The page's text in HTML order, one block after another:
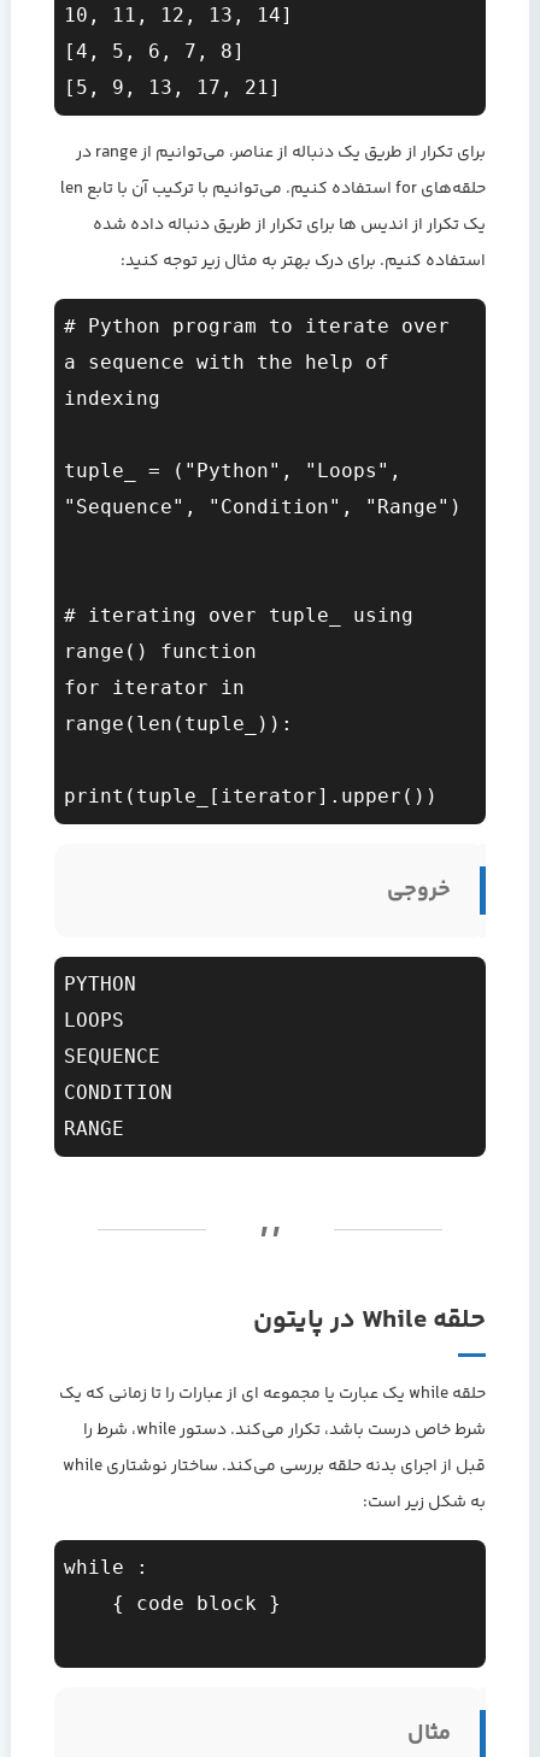
10, 11, 12, 13, 14]
[4, 5, 6, 7, 8]
برای تکرار از طریق یک دنباله از عناصر، می‌توانیم از range در
حلقه‌های for استفاده کنیم. می‌توانیم با ترکیب آن با تابع len
یک تکرار از اندیس ها برای تکرار از طریق دنباله داده شده
استفاده کنیم. برای درک بهتر به مثال زیر توجه کنید:
# Python program to iterate over
a sequence with the help of
indexing
tuple_ = ("Python", "Loops",
"Sequence", "Condition", "Range")
# iterating over tuple_ using
range() function
for iterator in
range(len(tuple_)):
خروجی
PYTHON
LOOPS
SEQUENCE
CONDITION
حلقه While در پایتون
حلقه while یک عبارت یا مجموعه ای از عبارات را تا زمانی که یک
شرط خاص درست باشد، تکرار می‌کند. دستور while، شرط را
قبل از اجرای بدنه حلقه بررسی می‌کند. ساختار نوشتاری while
به شکل زیر است:
while
:
مثال